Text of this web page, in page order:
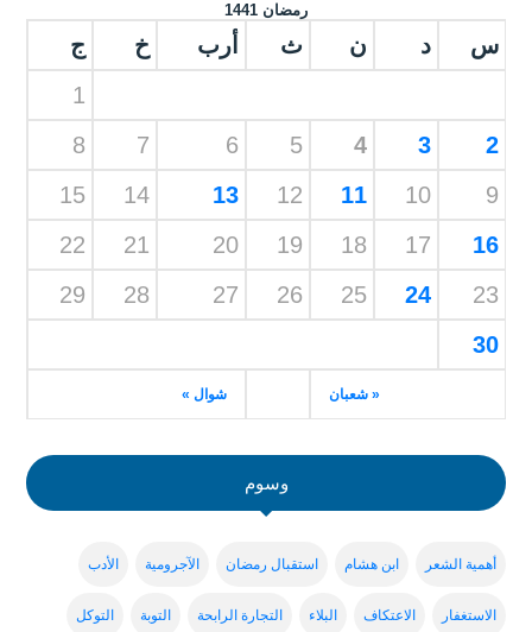
رمضان 1441
س د ن ث أرب خ ج
« شعبان شوال »
1
2
3
4
5
6
7
8
9
10
11
12
13
14
15
16
17
18
19
20
21
22
23
24
25
26
27
28
29
30
وسوم
أهمية الشعر ابن هشام استقبال رمضان الآجرومية الأدب
الاستغفار الاعتكاف البلاء التجارة الرابحة التوبة التوكل